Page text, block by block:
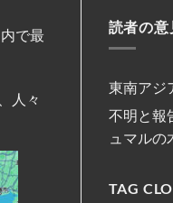
で最
人々
減
便
り
ま
約
を
違
法
を
っ
た
と
国
政
リ
ス
の
女
は
レ
政
マ
レ
の
フ
ミ
ー
の
読者の意
東南アジ
不明と報
ュマルの
TAG